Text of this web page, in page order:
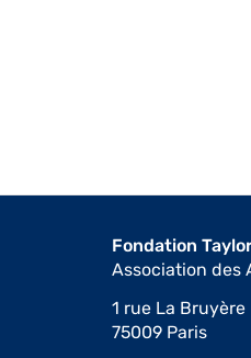
Fondation
Association des
1 rue La Bruyère
75009 Paris